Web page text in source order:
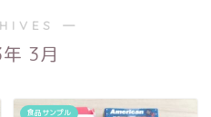
―
3月
食品サンプル